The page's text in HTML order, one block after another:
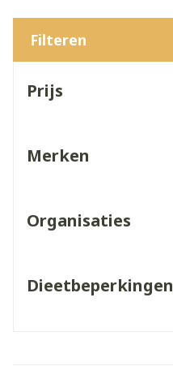
Filteren
Prijs
Merken
Organisaties
Dieetbeperkingen